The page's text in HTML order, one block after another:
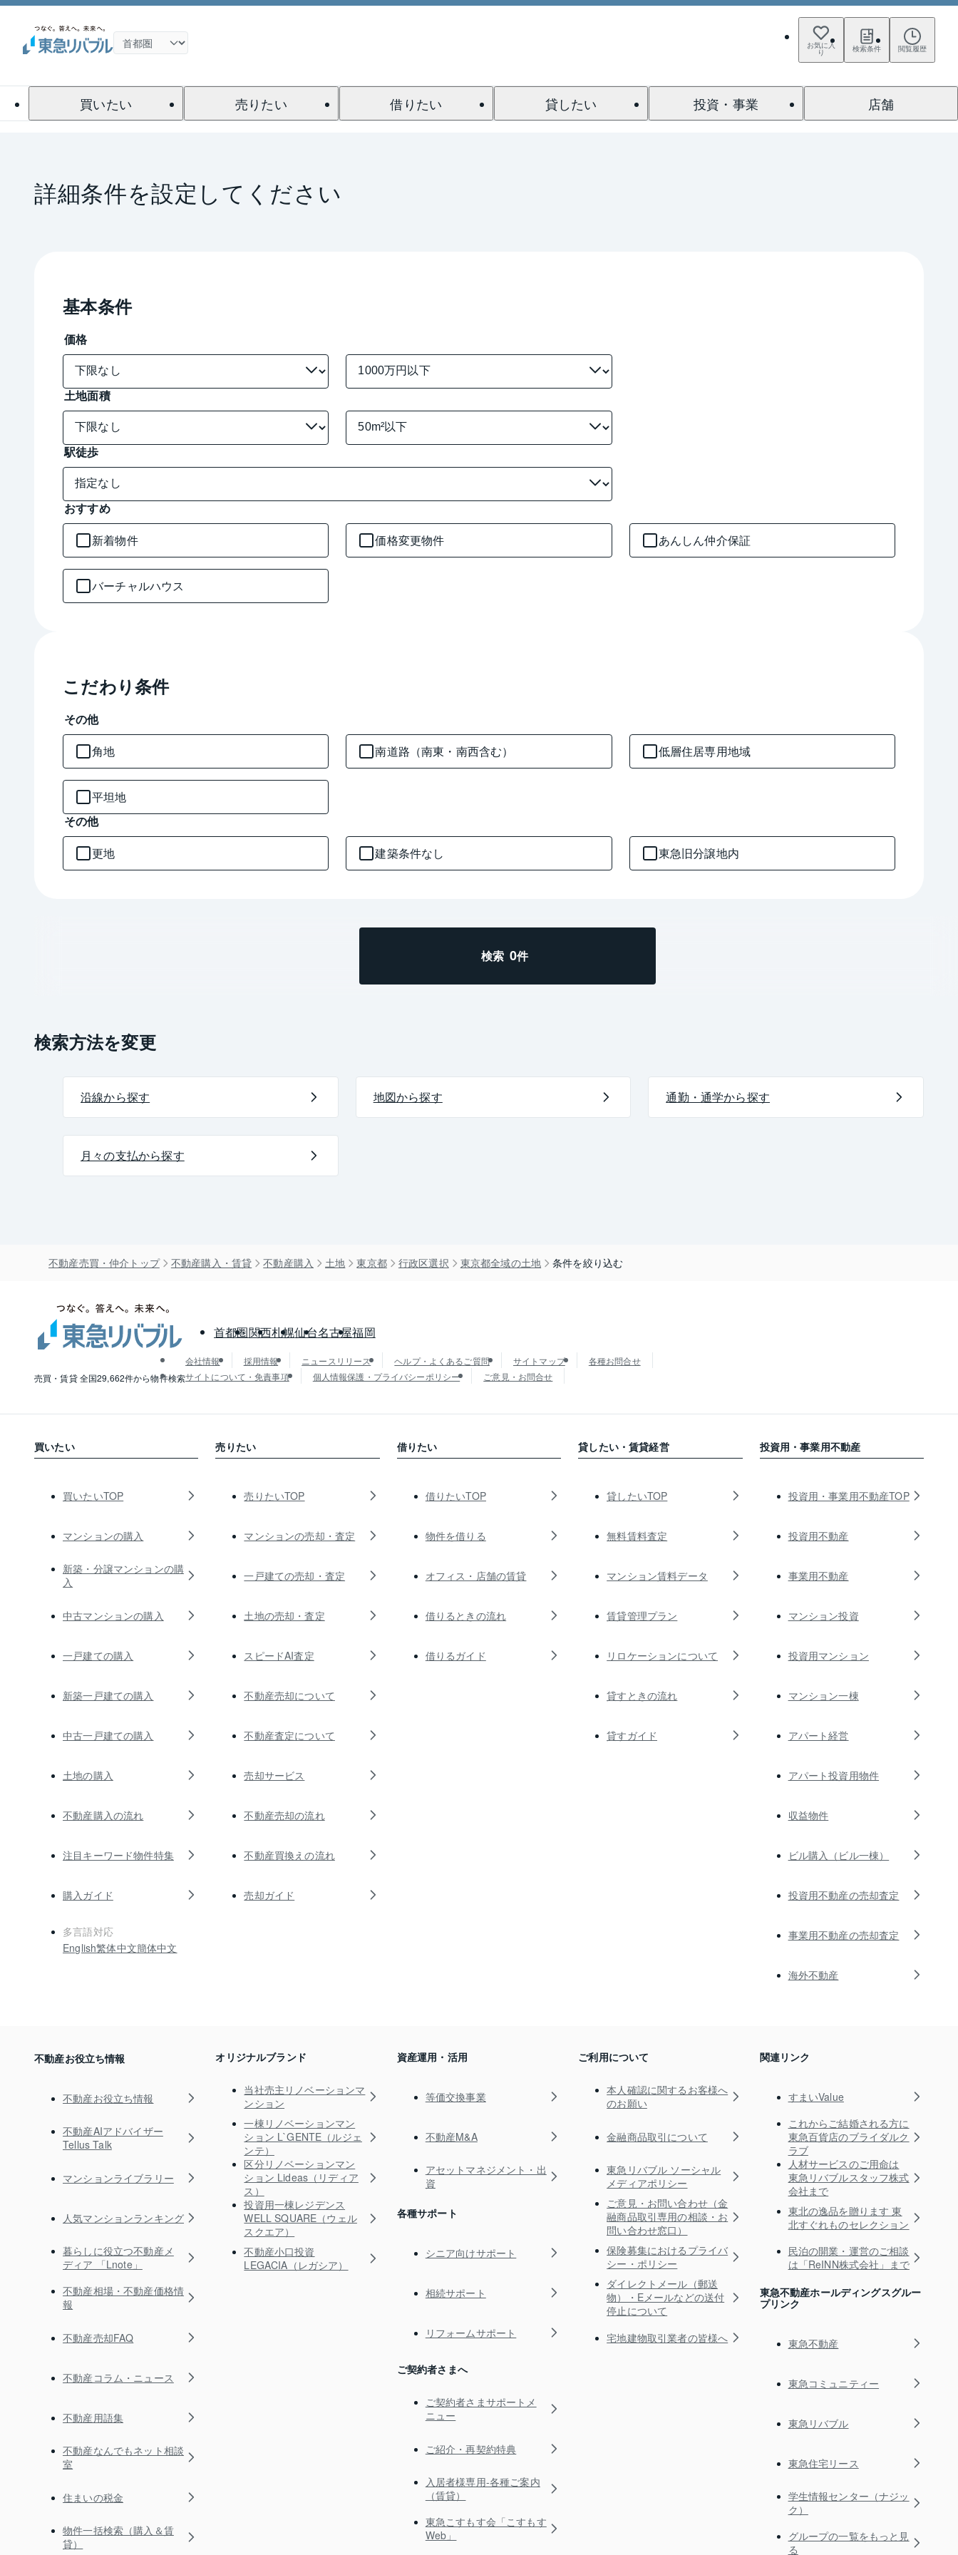
お気に入
り 検索条件 閲覧履歴
買いたい 売りたい 借りたい 貸したい 投資・事業 店舗
詳細条件を設定してください
基本条件
価格
土地面積
駅徒歩
おすすめ
新着物件
価格変更物件 あんしん仲介保証
バーチャルハウス
こだわり条件
その他
角地
南道路（南東・南西含む） 低層住居専用地域
平坦地
その他
更地
建築条件なし 東急旧分譲地内
検索 0件
検索方法を変更
沿線から探す 地図から探す 通勤・通学から探す
月々の支払から探す
不動産売買・仲介トップ 不動産購入・賃貸 不動産購入 土地 東京都 行政区選択 東京都全域の土地 条件を絞り込む
売買・賃貸 全国29,662件から物件検索
首都圏関西札幌仙台名古屋福岡
会社情報 採用情報 ニュースリリース ヘルプ・よくあるご質問 サイトマップ
各種お問合せ
サイトについて・免責事項
個人情報保護・プライバシーポリシー ご意見・お問合せ
買いたい
買いたいTOP
マンションの購入
新築・分譲マンションの購
入
中古マンションの購入
一戸建ての購入
新築一戸建ての購入
中古一戸建ての購入
土地の購入
不動産購入の流れ
注目キーワード物件特集
購入ガイド
多言語対応
English繁体中文簡体中文
売りたい
売りたいTOP
マンションの売却・査定
一戸建ての売却・査定
土地の売却・査定
スピードAI査定
不動産売却について
不動産査定について
売却サービス
不動産売却の流れ
不動産買換えの流れ
売却ガイド
借りたい
借りたいTOP
物件を借りる
オフィス・店舗の賃貸
借りるときの流れ
借りるガイド
貸したい・賃貸経営
貸したいTOP
無料賃料査定
マンション賃料データ
賃貸管理プラン
リロケーションについて
貸すときの流れ
貸すガイド
投資用・事業用不動産
投資用・事業用不動産TOP
投資用不動産
事業用不動産
マンション投資
投資用マンション
マンション一棟
アパート経営
アパート投資用物件
収益物件
ビル購入（ビル一棟）
投資用不動産の売却査定
事業用不動産の売却査定
海外不動産
不動産お役立ち情報
不動産お役立ち情報
不動産AIアドバイザー
Tellus Talk
マンションライブラリー
人気マンションランキング
暮らしに役立つ不動産メ
ディア 「Lnote」
不動産相場・不動産価格情
報
不動産売却FAQ
不動産コラム・ニュース
不動産用語集
不動産なんでもネット相談
室
住まいの税金
物件一括検索（購入＆賃
貸）
オリジナルブランド
当社売主リノベーションマ
ンション
一棟リノベーションマン
ション L`GENTE（ルジェ
ンテ）
区分リノベーションマン
ション Lideas（リディア
ス）
投資用一棟レジデンス
WELL SQUARE（ウェル
スクエア）
不動産小口投資
LEGACIA（レガシア）
資産運用・活用
等価交換事業
不動産M&A
アセットマネジメント・出
資
各種サポート
シニア向けサポート
相続サポート
リフォームサポート
ご契約者さまへ
ご契約者さまサポートメ
ニュー
ご紹介・再契約特典
入居者様専用-各種ご案内
（賃貸）
東急こすもす会「こすもす
Web」
ご利用について
本人確認に関するお客様へ
のお願い
金融商品取引について
東急リバブル ソーシャル
メディアポリシー
ご意見・お問い合わせ（金
融商品取引専用の相談・お
問い合わせ窓口）
保険募集におけるプライバ
シー・ポリシー
ダイレクトメール（郵送
物）・Eメールなどの送付
停止について
宅地建物取引業者の皆様へ
関連リンク
すまいValue
これからご結婚される方に
東急百貨店のブライダルク
ラブ
人材サービスのご用命は
東急リバブルスタッフ株式
会社まで
東北の逸品を贈ります 東
北すぐれものセレクション
民泊の開業・運営のご相談
は「ReINN株式会社」まで
東急不動産ホールディングスグルー
プリンク
東急不動産
東急コミュニティー
東急リバブル
東急住宅リース
学生情報センター（ナジッ
ク）
グループの一覧をもっと見
る